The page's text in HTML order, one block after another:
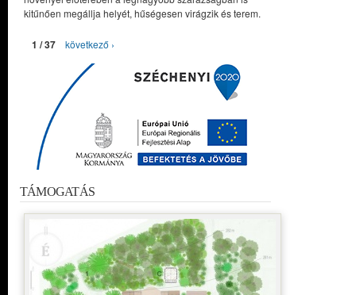
kitűnően megállja helyét, hűségesen virágzik és terem.
1 / 37 következő ›
TÁMOGATÁS